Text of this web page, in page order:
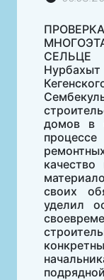
СЕЛЬЦЕ
домов в
качество
своих
уделил